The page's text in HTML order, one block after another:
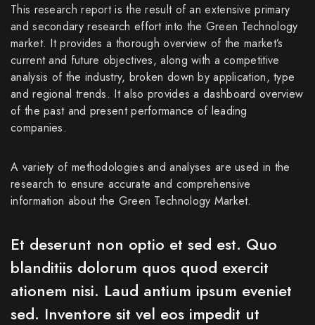
This research report is the result of an extensive primary
and secondary research effort into the Green Technology
market. It provides a thorough overview of the market’s
current and future objectives, along with a competitive
analysis of the industry, broken down by application, type
and regional trends. It also provides a dashboard overview
of the past and present performance of leading
companies.
A variety of methodologies and analyses are used in the
research to ensure accurate and comprehensive
information about the Green Technology Market.
Et deserunt non optio et sed est. Quo
blanditiis dolorum quos quod exercit
ationem nisi. Laud antium ipsum eveniet
sed. Inventore sit vel eos impedit ut